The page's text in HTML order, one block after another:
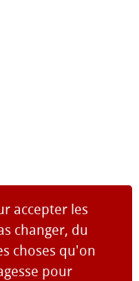
accepter les
changer, du
choses qu'on
pour